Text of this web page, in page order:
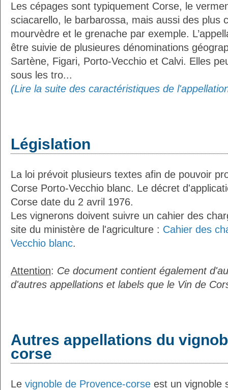
Les cépages sont typiquement Corse, le
sciacarello, le barbarossa, mais aussi des plus
mourvèdre et le grenache par exemple.
être suivie de plusieures dénominations
Sartène, Figari, Porto-Vecchio et Calvi. Elles
sous les tro...
(Lire la suite des caractéristiques de
Législation
La loi prévoit plusieurs textes afin de pouvoir
Corse Porto-Vecchio blanc. Le décret
Corse date du 2 avril 1976.
Les vignerons doivent suivre un cahier des
site du ministère de l'agriculture : Cahier des
Vecchio blanc.
Attention: Ce document contient également
d'autres appellations et labels que le Vin de
Autres appellations du
corse
Le vignoble de Provence-corse est un vignoble